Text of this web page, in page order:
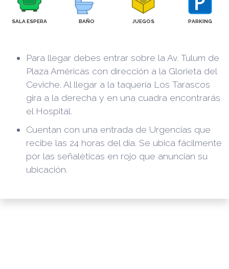
SALA ESPERA BAÑO JUEGOS PARKING
Para llegar debes entrar sobre la Av. Tulum de
Plaza Américas con dirección a la Glorieta del
Ceviche. Al llegar a la taquería Los Tarascos
gira a la derecha y en una cuadra encontrarás
el Hospital.
Cuentan con una entrada de Urgencias que
recibe las 24 horas del día. Se ubica fácilmente
por las señaléticas en rojo que anuncian su
ubicación.